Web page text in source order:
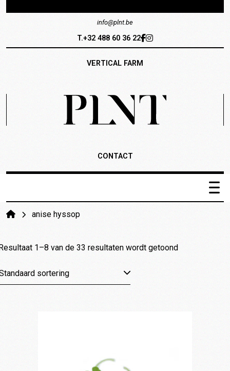
info@plnt.be
T.+32 488 60 36 22
VERTICAL FARM
CONTACT
PLNT boxen
anise hyssop
1–8 van de 33 resultaten wordt getoond
sortering